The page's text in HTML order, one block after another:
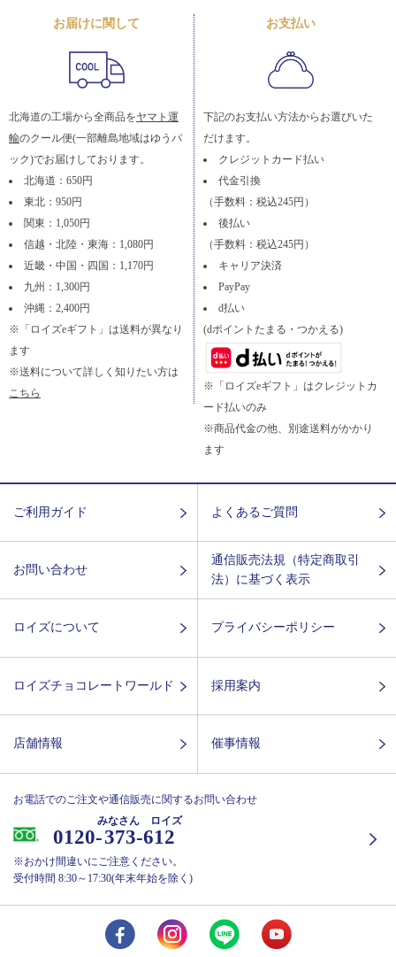
お届けに関して
北海道の工場から全商品をヤマト運
輸のクール便(一部離島地域はゆうパ
ック)でお届けしております。
北海道：650円
東北：950円
関東：1,050円
信越・北陸・東海：1,080円
近畿・中国・四国：1,170円
九州：1,300円
沖縄：2,400円
※「ロイズeギフト」は送料が異なり
ます
※送料について詳しく知りたい方は
こちら
お支払い
下記のお支払い方法からお選びいた
だけます。
クレジットカード払い
代金引換
（手数料：税込245円）
後払い
（手数料：税込245円）
キャリア決済
PayPay
d払い
(dポイントたまる・つかえる)
※「ロイズeギフト」はクレジットカ
ード払いのみ
※商品代金の他、別途送料がかかり
ます
ご利用ガイド よくあるご質問
お問い合わせ
通信販売法規（特定商取引
法）に基づく表示
ロイズについて プライバシーポリシー
ロイズチョコレートワールド 採用案内
店舗情報 催事情報
お電話でのご注文や通信販売に関するお問い合わせ
0120-373-612
みなさん ロイズ
※おかけ間違いにご注意ください。
受付時間 8:30～17:30(年末年始を除く)